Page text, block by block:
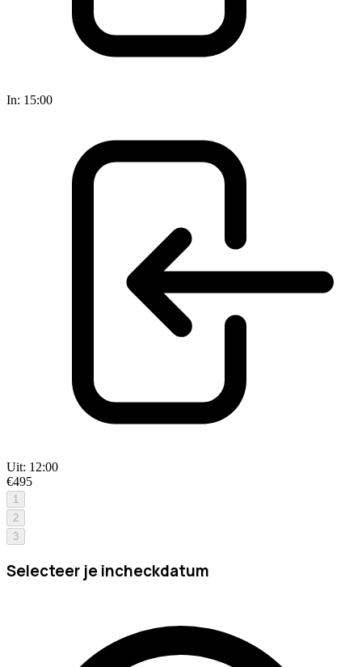
In: 15:00
Uit: 12:00
€495
1
2
3
Selecteer je incheckdatum